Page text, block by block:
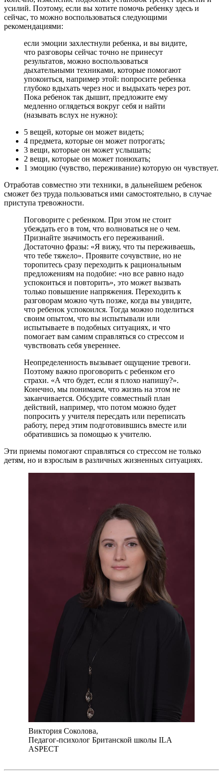
усилий. Поэтому, если вы хотите помочь ребенку здесь и
сейчас, то можно воспользоваться следующими
рекомендациями:
если эмоции захлестнули ребенка, и вы видите,
что разговоры сейчас точно не принесут
результатов, можно воспользоваться
дыхательными техниками, которые помогают
упокоиться, например этой: попросите ребенка
глубоко вдыхать через нос и выдыхать через рот.
Пока ребенок так дышит, предложите ему
медленно оглядеться вокруг себя и найти
(называть вслух не нужно):
5 вещей, которые он может видеть;
4 предмета, которые он может потрогать;
3 вещи, которые он может услышать;
2 вещи, которые он может понюхать;
1 эмоцию (чувство, переживание) которую он чувствует.
Отработав совместно эти техники, в дальнейшем ребенок
сможет без труда пользоваться ими самостоятельно, в случае
приступа тревожности.
Поговорите с ребенком. При этом не стоит
убеждать его в том, что волноваться не о чем.
Признайте значимость его переживаний.
Достаточно фразы: «Я вижу, что ты переживаешь,
что тебе тяжело». Проявите сочувствие, но не
торопитесь сразу переходить к рациональным
предложениям на подобие: «но все равно надо
успокоиться и повторить», это может вызвать
только повышение напряжения. Переходить к
разговорам можно чуть позже, когда вы увидите,
что ребенок успокоился. Тогда можно поделиться
своим опытом, что вы испытывали или
испытываете в подобных ситуациях, и что
помогает вам самим справляться со стрессом и
чувствовать себя увереннее.
Неопределенность вызывает ощущение тревоги.
Поэтому важно проговорить с ребенком его
страхи. «А что будет, если я плохо напишу?».
Конечно, мы понимаем, что жизнь на этом не
заканчивается. Обсудите совместный план
действий, например, что потом можно будет
попросить у учителя пересдать или переписать
работу, перед этим подготовившись вместе или
обратившись за помощью к учителю.
Эти приемы помогают справляться со стрессом не только
детям, но и взрослым в различных жизненных ситуациях.
Виктория Соколова,
Педагог-психолог Британской школы ILA
ASPECT